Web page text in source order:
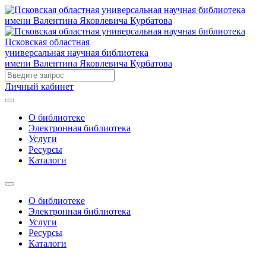
Псковская областная
универсальная научная библиотека
имени Валентина Яковлевича Курбатова
Личный кабинет
О библиотеке
Электронная библиотека
Услуги
Ресурсы
Каталоги
О библиотеке
Электронная библиотека
Услуги
Ресурсы
Каталоги